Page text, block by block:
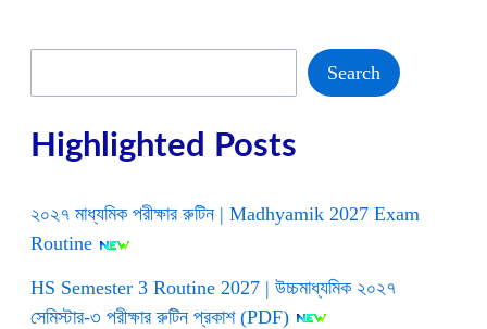
(SVMCM)
Search
Highlighted Posts
২০২৭ মাধ্যমিক পরীক্ষার রুটিন | Madhyamik 2027 Exam
Routine
HS Semester 3 Routine 2027 | উচ্চমাধ্যমিক ২০২৭
সেমিস্টার-৩ পরীক্ষার রুটিন প্রকাশ (PDF)